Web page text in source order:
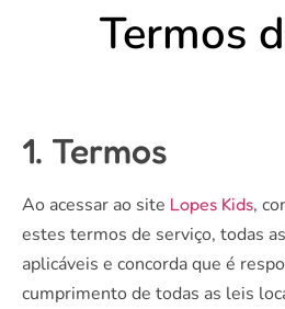
Termos
1. Termos
Ao acessar ao site Lopes Kids,
estes termos de serviço, todas
aplicáveis ​​e concorda que é
cumprimento de todas as leis